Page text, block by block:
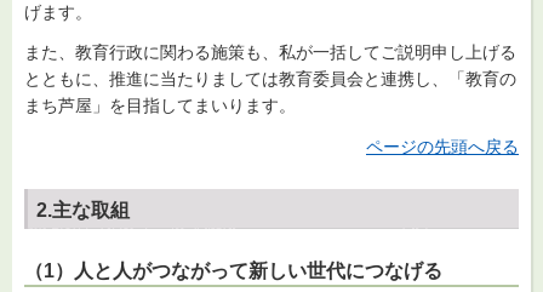
げます。
また、教育行政に関わる施策も、私が一括してご説明申し上げる
とともに、推進に当たりましては教育委員会と連携し、「教育の
まち芦屋」を目指してまいります。
ページの先頭へ戻る
2.主な取組
（1）人と人がつながって新しい世代につなげる